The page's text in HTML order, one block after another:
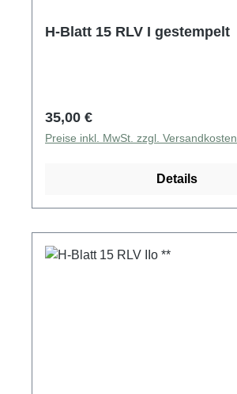
H-Blatt 15 RLV I gestempelt
Regulärer Preis:
35,00 €
Preise inkl. MwSt. zzgl. Versandkosten
Details